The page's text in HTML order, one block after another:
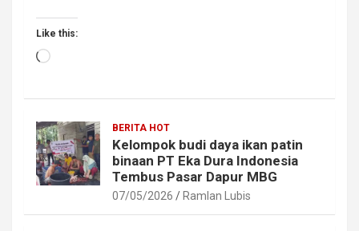
Like this:
Loading…
BERITA HOT
Kelompok budi daya ikan patin
binaan PT Eka Dura Indonesia
Tembus Pasar Dapur MBG
07/05/2026 Ramlan Lubis